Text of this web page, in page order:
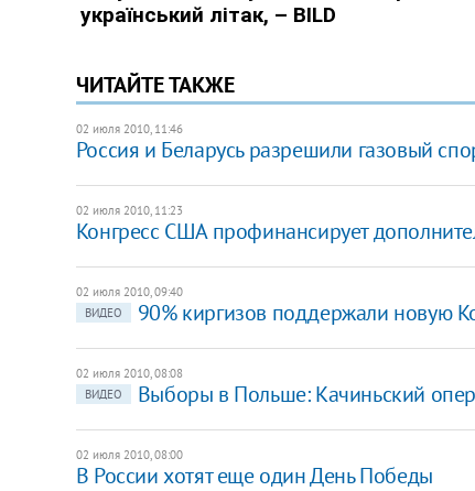
ЧИТАЙТЕ ТАКЖЕ
02 июля 2010, 11:46
Россия и Беларусь разрешили газовый
02 июля 2010, 11:23
Конгресс США профинансирует
02 июля 2010, 09:40
ВИДЕО
90% киргизов поддержали новую
02 июля 2010, 08:08
ВИДЕО
Выборы в Польше: Качиньский
02 июля 2010, 08:00
В России хотят еще один День Победы